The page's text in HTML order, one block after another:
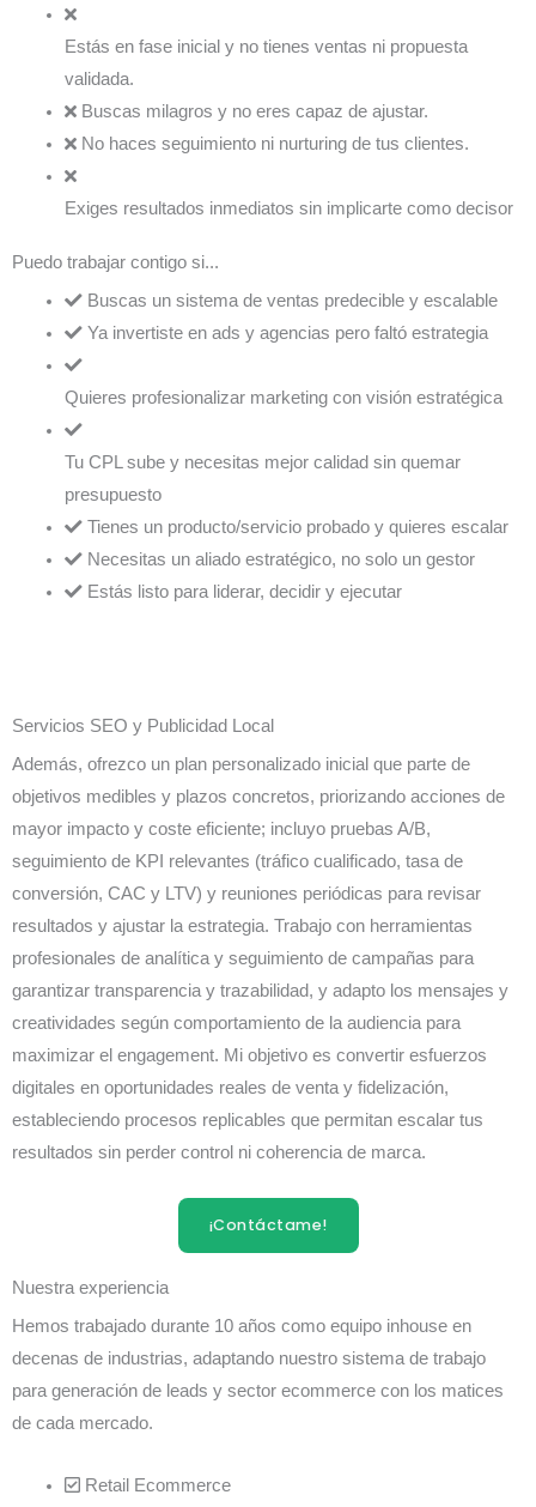
Estás en fase inicial y no tienes ventas ni propuesta
validada.
Buscas milagros y no eres capaz de ajustar.
No haces seguimiento ni nurturing de tus clientes.
Exiges resultados inmediatos sin implicarte como decisor
Puedo trabajar contigo si...
Buscas un sistema de ventas predecible y escalable
Ya invertiste en ads y agencias pero faltó estrategia
Quieres profesionalizar marketing con visión estratégica
Tu CPL sube y necesitas mejor calidad sin quemar
presupuesto
Tienes un producto/servicio probado y quieres escalar
Necesitas un aliado estratégico, no solo un gestor
Estás listo para liderar, decidir y ejecutar
Servicios SEO y Publicidad Local
Además, ofrezco un plan personalizado inicial que parte de
objetivos medibles y plazos concretos, priorizando acciones de
mayor impacto y coste eficiente; incluyo pruebas A/B,
seguimiento de KPI relevantes (tráfico cualificado, tasa de
conversión, CAC y LTV) y reuniones periódicas para revisar
resultados y ajustar la estrategia. Trabajo con herramientas
profesionales de analítica y seguimiento de campañas para
garantizar transparencia y trazabilidad, y adapto los mensajes y
creatividades según comportamiento de la audiencia para
maximizar el engagement. Mi objetivo es convertir esfuerzos
digitales en oportunidades reales de venta y fidelización,
estableciendo procesos replicables que permitan escalar tus
resultados sin perder control ni coherencia de marca.
¡Contáctame!
Nuestra experiencia
Hemos trabajado durante 10 años como equipo inhouse en
decenas de industrias, adaptando nuestro sistema de trabajo
para generación de leads y sector ecommerce con los matices
de cada mercado.
Retail Ecommerce